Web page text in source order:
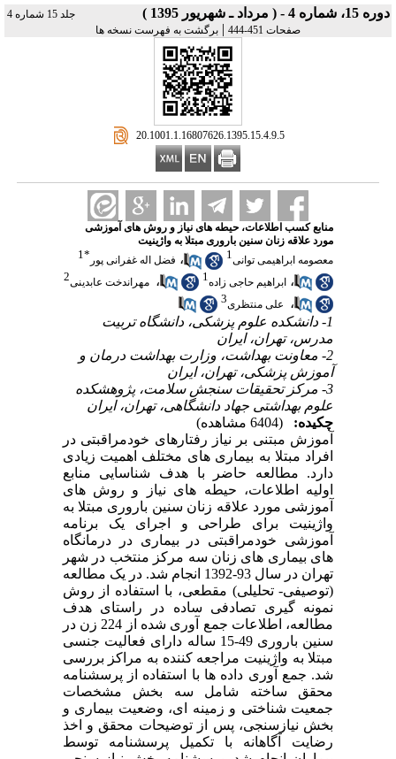
دوره 15، شماره 4 - ( مرداد ـ شهریور 1395 )
جلد 15 شماره 4
صفحات 451-444
| برگشت به فهرست نسخه ها
‎ 20.1001.1.16807626.1395.15.4.9.5
منابع کسب اطلاعات، حیطه های نیاز و روش های آموزشی
مورد علاقه زنان سنین باروری مبتلا به واژینیت
معصومه ابراهیمی توانی1 ، فضل اله غفرانی پور *
1
، ابراهیم حاجی زاده 1 ، ‌ مهراندخت عابدینی2
، ‌ علی منتظری3
1- دانشکده علوم پزشکی، دانشگاه تربیت
مدرس، تهران، ایران
2- معاونت بهداشت، وزارت بهداشت درمان و
آموزش پزشکی، تهران، ایران
3- مرکز تحقیقات سنجش سلامت، پژوهشکده
علوم بهداشتی جهاد دانشگاهی، تهران، ایران
چکیده:
(6404 مشاهده)
آموزش مبتنی بر نیاز رفتارهای خودمراقبتی در
افراد مبتلا به بیماری های مختلف اهمیت زیادی
دارد. مطالعه حاضر با هدف شناسایی منابع
اولیه اطلاعات، حیطه های نیاز و روش های
آموزشی مورد علاقه زنان سنین باروری مبتلا به
واژینیت برای طراحی و اجرای یک برنامه
آموزشی خودمراقبتی در بیماری در درمانگاه
های بیماری های زنان سه مرکز منتخب در شهر
تهران در سال 93-1392 انجام شد. در یک مطالعه
(توصیفی- تحلیلی) مقطعی، با استفاده از روش
نمونه گیری تصادفی ساده در راستای هدف
مطالعه، اطلاعات جمع آوری شده از 224 زن در
سنین باروری 49-15 ساله دارای فعالیت جنسی
مبتلا به واژینیت مراجعه کننده به مراکز بررسی
شد. جمع آوری داده ها با استفاده از پرسشنامه
محقق ساخته شامل سه بخش مشخصات
جمعیت شناختی و زمینه ای، وضعیت بیماری و
بخش نیازسنجی، پس از توضیحات محقق و اخذ
رضایت آگاهانه با تکمیل پرسشنامه توسط